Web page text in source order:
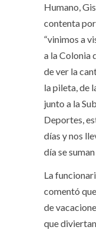
Humano,
contenta
“vinimos a
a la Colonia
de ver la
la pileta, de
junto a la
Deportes,
días y nos
día se
La
comentó
de
que